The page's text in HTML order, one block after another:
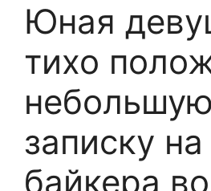
Юная
тихо
небольшую
записку на
байкера